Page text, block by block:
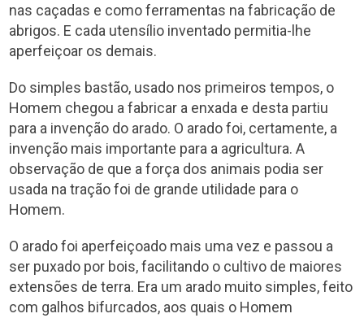
nas caçadas e como ferramentas na fabricação de
abrigos. E cada utensílio inventado permitia-lhe
aperfeiçoar os demais.
Do simples bastão, usado nos primeiros tempos, o
Homem chegou a fabricar a enxada e desta partiu
para a invenção do arado. O arado foi, certamente, a
invenção mais importante para a agricultura. A
observação de que a força dos animais podia ser
usada na tração foi de grande utilidade para o
Homem.
O arado foi aperfeiçoado mais uma vez e passou a
ser puxado por bois, facilitando o cultivo de maiores
extensões de terra. Era um arado muito simples, feito
com galhos bifurcados, aos quais o Homem